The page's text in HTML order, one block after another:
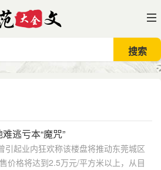
逃亏本“魔咒”
引起业内狂欢称该楼盘将推动东莞城区
价格将达到2.5万元/平方米以上，从目